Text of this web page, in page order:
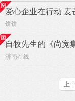
爱心企业在行动 麦
饼饼
自牧先生的《尚宽
济南在线
上